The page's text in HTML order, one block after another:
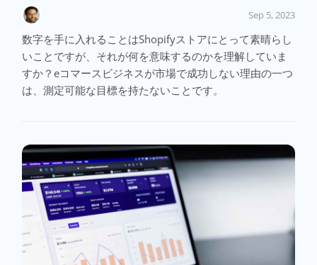
Sep 5, 2023
数字を手に入れることはShopifyストアにとって素晴らし
いことですが、それが何を意味するのかを理解していま
すか？eコマースビジネスが市場で成功しない理由の一つ
は、測定可能な目標を持たないことです。